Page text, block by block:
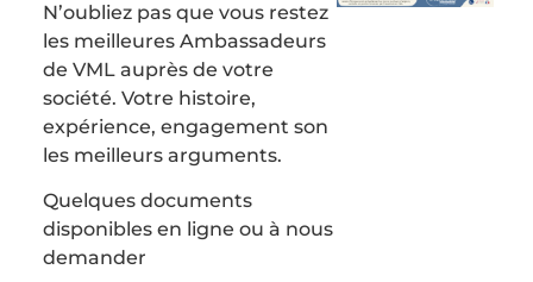
N’oubliez pas que vous restez
les meilleures Ambassadeurs
de VML auprès de votre
société. Votre histoire,
expérience, engagement son
les meilleurs arguments.
Quelques documents
disponibles en ligne ou à nous
demander